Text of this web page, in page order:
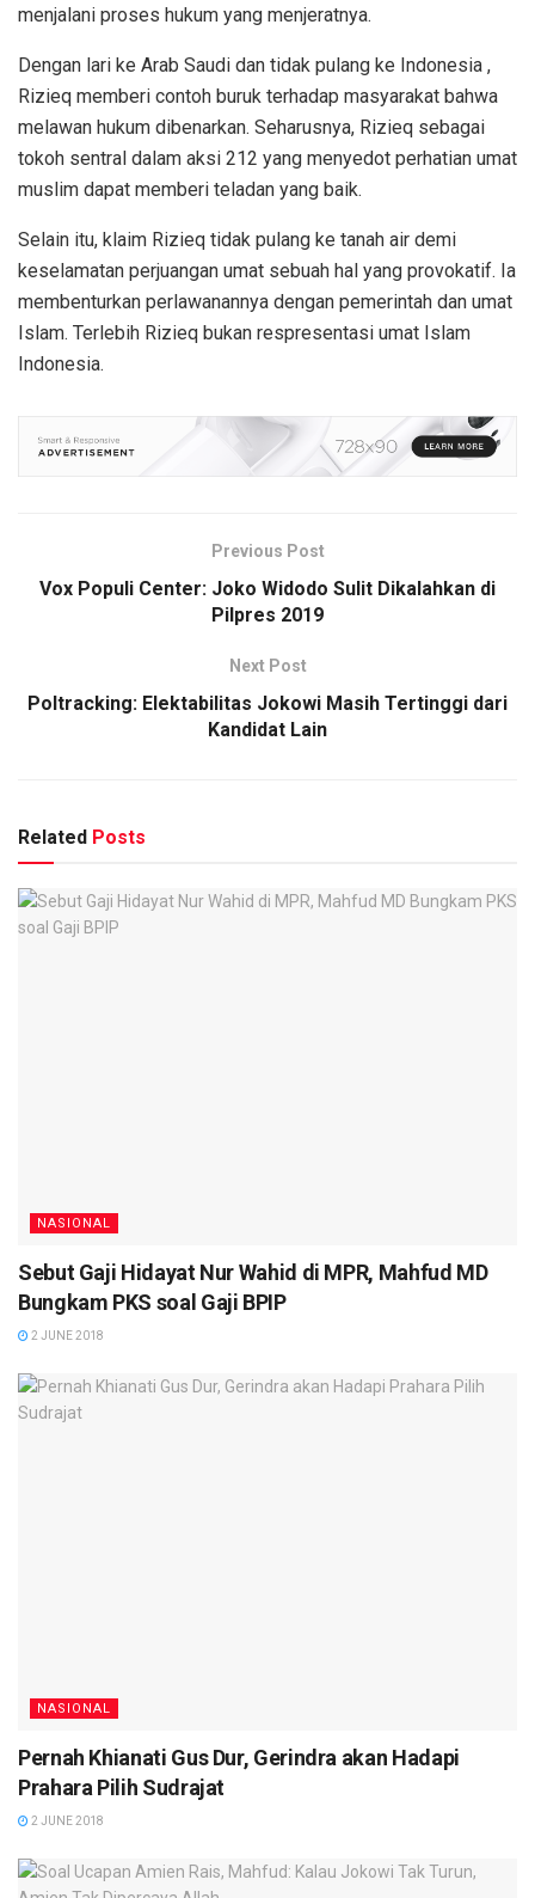
menjalani proses hukum yang menjeratnya.
Dengan lari ke Arab Saudi dan tidak pulang ke Indonesia ,
Rizieq memberi contoh buruk terhadap masyarakat bahwa
melawan hukum dibenarkan. Seharusnya, Rizieq sebagai
tokoh sentral dalam aksi 212 yang menyedot perhatian umat
muslim dapat memberi teladan yang baik.
Selain itu, klaim Rizieq tidak pulang ke tanah air demi
keselamatan perjuangan umat sebuah hal yang provokatif. Ia
membenturkan perlawanannya dengan pemerintah dan umat
Islam. Terlebih Rizieq bukan respresentasi umat Islam
Indonesia.
Previous Post
Vox Populi Center: Joko Widodo Sulit Dikalahkan di
Pilpres 2019
Next Post
Poltracking: Elektabilitas Jokowi Masih Tertinggi dari
Kandidat Lain
Related Posts
NASIONAL
Sebut Gaji Hidayat Nur Wahid di MPR, Mahfud MD
Bungkam PKS soal Gaji BPIP
2 JUNE 2018
NASIONAL
Pernah Khianati Gus Dur, Gerindra akan Hadapi
Prahara Pilih Sudrajat
2 JUNE 2018